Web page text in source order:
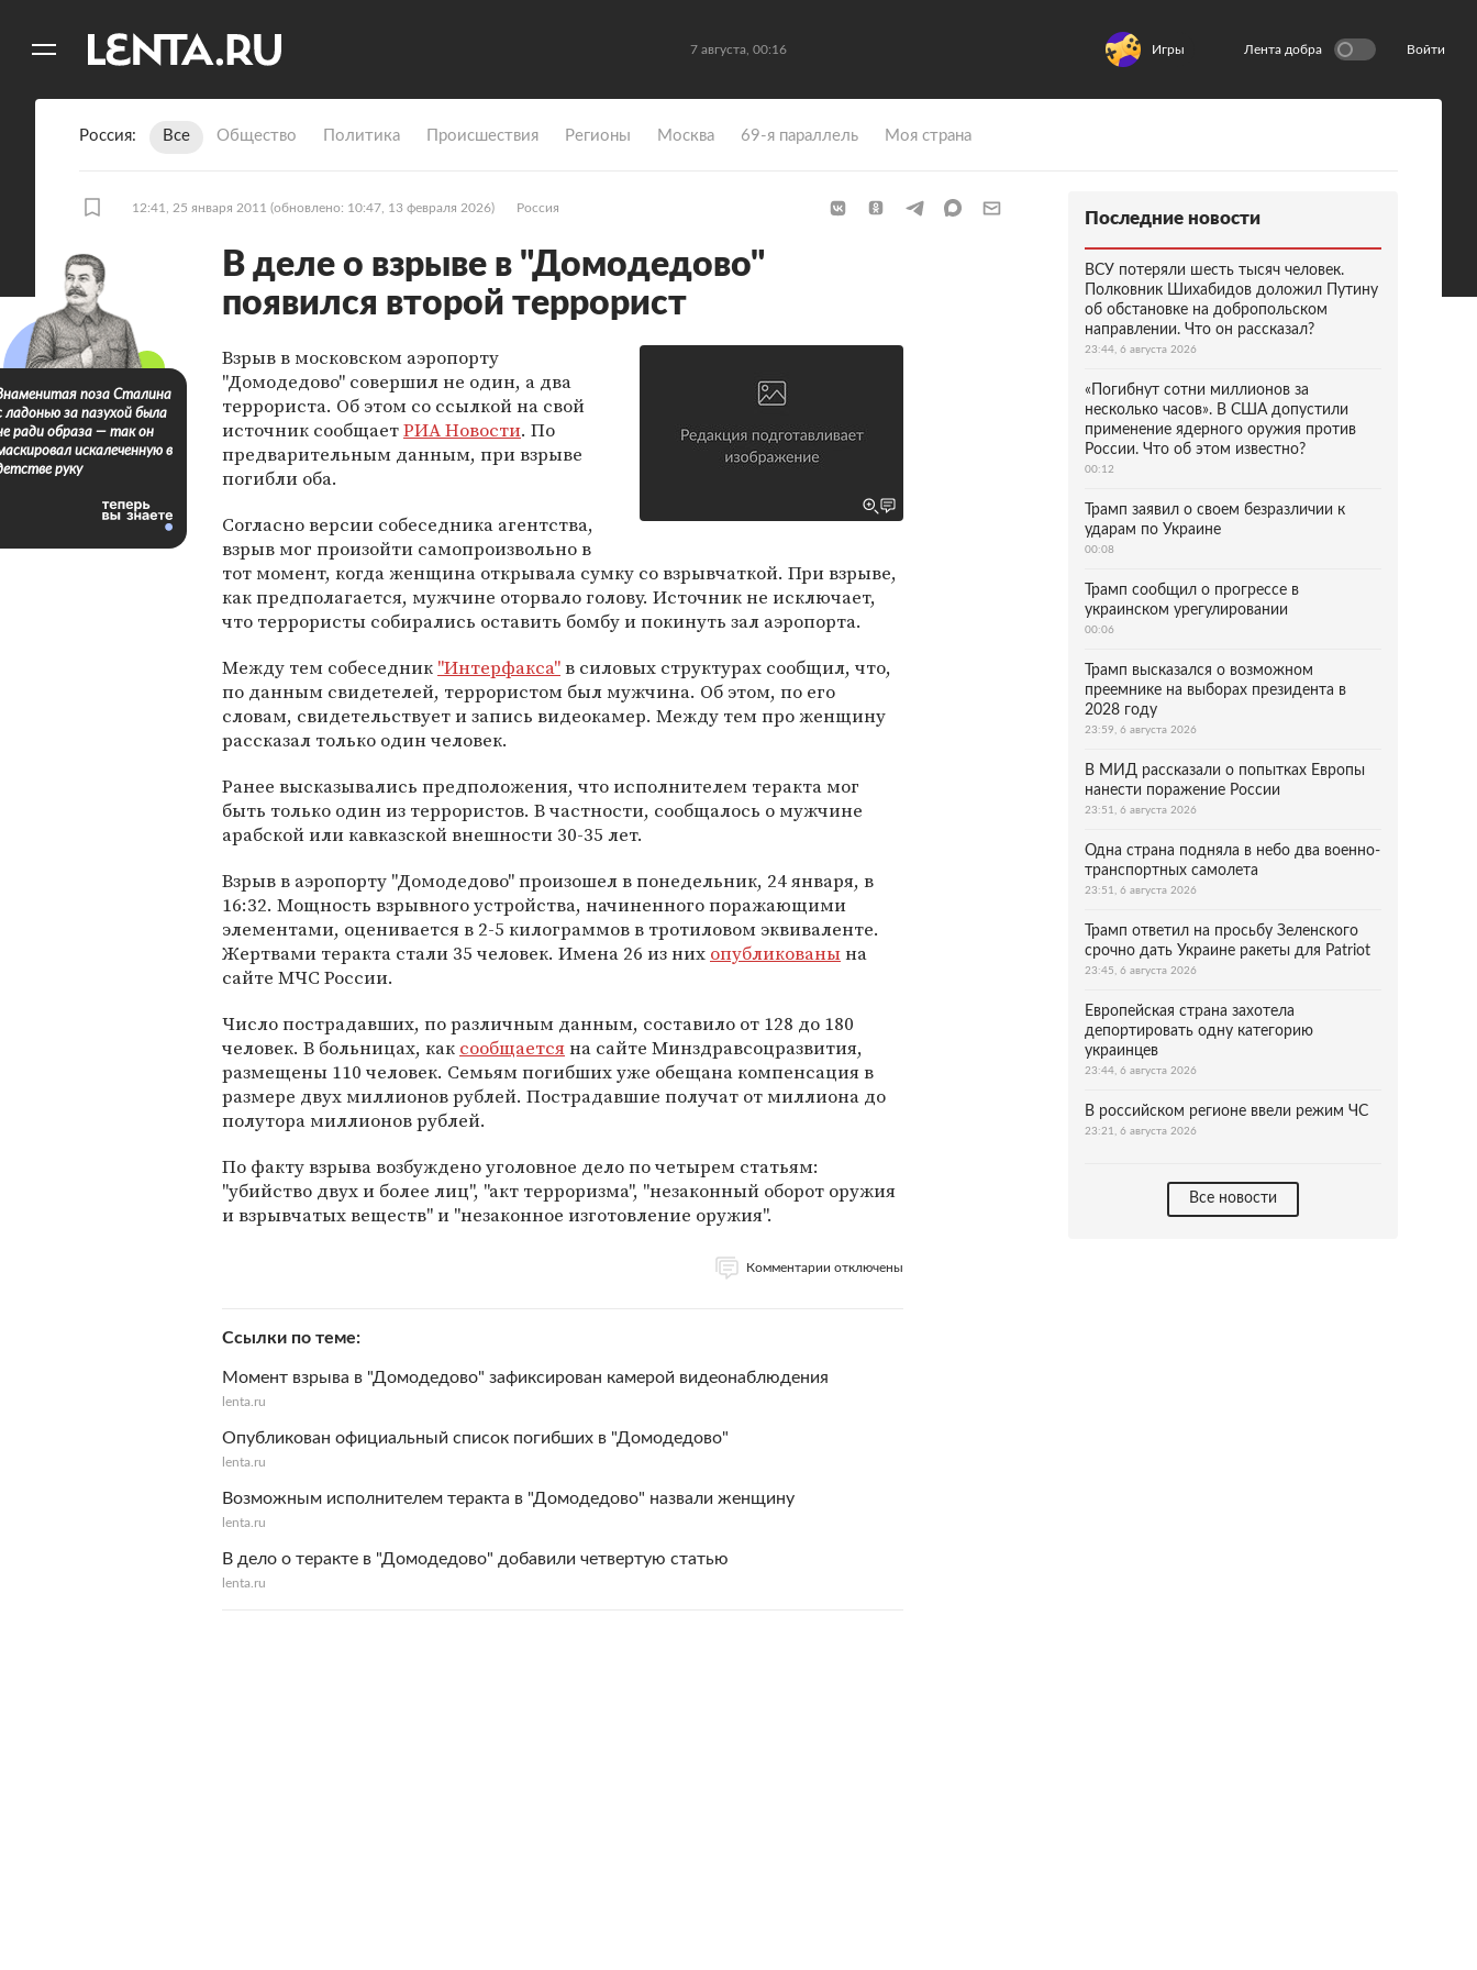
7 августа, 00:16 Игры Лента добра Войти
Россия Все Общество Политика Происшествия Регионы Москва 69-я параллель Моя страна
12:41, 25 января 2011 (обновлено: 10:47, 13 февраля 2026) Россия
В деле о взрыве в "Домодедово"
появился второй террорист
Взрыв в московском аэропорту
"Домодедово" совершил не один, а два
террориста. Об этом со ссылкой на свой
источник сообщаетРИА Новости. По
предварительным данным, при взрыве
погибли оба.
Согласно версии собеседника агентства,
взрыв мог произойти самопроизвольно в
тот момент, когда женщина открывала сумку со взрывчаткой. При взрыве,
как предполагается, мужчине оторвало голову. Источник не исключает,
что террористы собирались оставить бомбу и покинуть зал аэропорта.
Между тем собеседник "Интерфакса"в силовых структурах сообщил, что,
по данным свидетелей, террористом был мужчина. Об этом, по его
словам, свидетельствует и запись видеокамер. Между тем про женщину
рассказал только один человек.
Ранее высказывались предположения, что исполнителем теракта мог
быть только один из террористов. В частности, сообщалось о мужчине
арабской или кавказской внешности 30-35 лет.
Взрыв в аэропорту "Домодедово" произошел в понедельник, 24 января, в
16:32. Мощность взрывного устройства, начиненного поражающими
элементами, оценивается в 2-5 килограммов в тротиловом эквиваленте.
Жертвами теракта стали 35 человек. Имена 26 из них опубликованына
сайте МЧС России.
Число пострадавших, по различным данным, составило от 128 до 180
человек. В больницах, как сообщаетсяна сайте Минздравсоцразвития,
размещены 110 человек. Семьям погибших уже обещана компенсация в
размере двух миллионов рублей. Пострадавшие получат от миллиона до
полутора миллионов рублей.
По факту взрыва возбуждено уголовное дело по четырем статьям:
"убийство двух и более лиц", "акт терроризма", "незаконный оборот оружия
и взрывчатых веществ" и "незаконное изготовление оружия".
Комментарии отключены
Ссылки по теме
Момент взрыва в "Домодедово" зафиксирован камерой видеонаблюдения
lenta.ru
Опубликован официальный список погибших в "Домодедово"
lenta.ru
Возможным исполнителем теракта в "Домодедово" назвали женщину
lenta.ru
В дело о теракте в "Домодедово" добавили четвертую статью
lenta.ru
поза Сталина
ладонью за пазухой была
ради образа — так он
искалеченную в
руку
Последние новости
ВСУ потеряли шесть тысяч человек.
Полковник Шихабидов доложил Путину
об обстановке на добропольском
направлении. Что он рассказал?
23:44, 6 августа 2026
«Погибнут сотни миллионов за
несколько часов». В США допустили
применение ядерного оружия против
России. Что об этом известно?
00:12
Трамп заявил о своем безразличии к
ударам по Украине
00:08
Трамп сообщил о прогрессе в
украинском урегулировании
00:06
Трамп высказался о возможном
преемнике на выборах президента в
2028 году
23:59, 6 августа 2026
В МИД рассказали о попытках Европы
нанести поражение России
23:51, 6 августа 2026
Одна страна подняла в небо два военно-
транспортных самолета
23:51, 6 августа 2026
Трамп ответил на просьбу Зеленского
срочно дать Украине ракеты для Patriot
23:45, 6 августа 2026
Европейская страна захотела
депортировать одну категорию
украинцев
23:44, 6 августа 2026
В российском регионе ввели режим ЧС
23:21, 6 августа 2026
Все новости